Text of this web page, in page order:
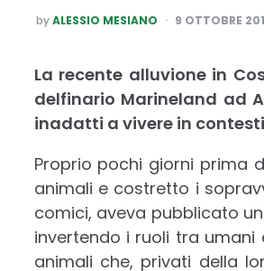
POSTED
BY
by ALESSIO MESIANO 9 OTTOBRE
La recente alluvione in
delfinario Marineland ad
inadatti a vivere in
Proprio pochi giorni prima
animali e costretto i
comici, aveva pubblicato
invertendo i ruoli tra
animali che, privati della